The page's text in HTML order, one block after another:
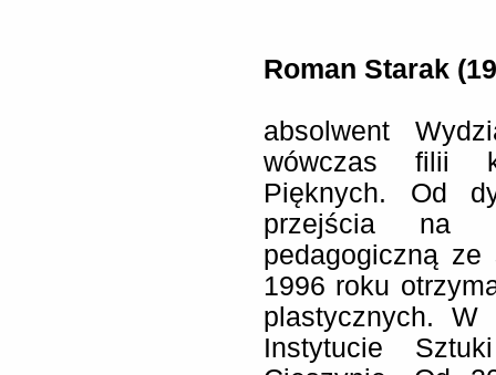
Roman Starak
absolwent
wówczas filii
Pięknych. Od
przejścia na
pedagogiczną
1996 roku
plastycznych. W
Instytucie